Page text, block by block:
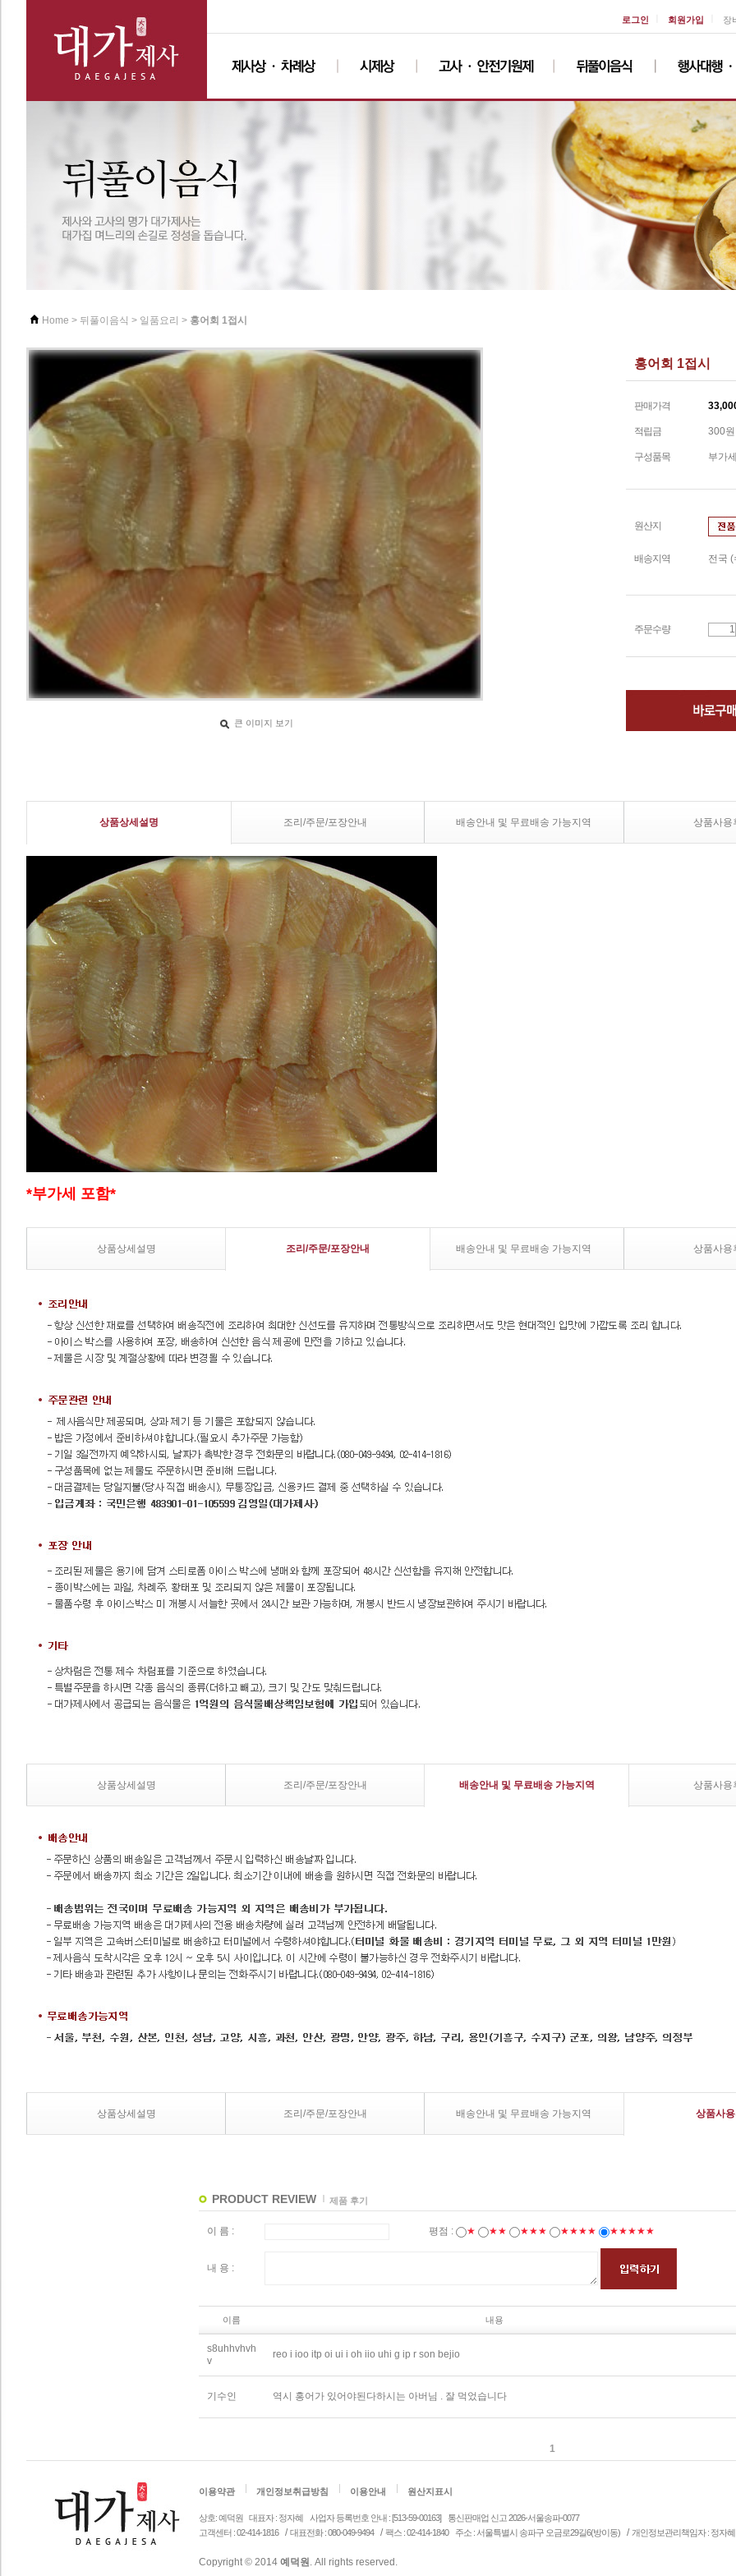
로그인 회원가입 장
Home > 뒤풀이음식 > 일품요리 > 홍어회 1접시
큰 이미지 보기
홍어회 1접시
판매가격
적립금 300원
구성품목 부가
원산지
배송지역 전국
주문수량
상품상세설명 조리/주문/포장안내 배송안내 및 무료배송 가능지역 상품사용
*부가세 포함*
상품상세설명 조리/주문/포장안내 배송안내 및 무료배송 가능지역 상품사용
상품상세설명 조리/주문/포장안내 배송안내 및 무료배송 가능지역 상품사용
상품상세설명 조리/주문/포장안내 배송안내 및 무료배송 가능지역 상품사
PRODUCT REVIEW 제품 후기
이 름 : 평점 : ★ ★★ ★★★ ★★★★ ★★★★★
내 용 :
이름 내용
s8uhhvhvh
v
reo i ioo itp oi ui i oh iio uhi g ip r son bejio
기수인 역시 홍어가 있어야된다하시는 아버님 . 잘 먹었습니다
1
이용약관 개인정보취급방침 이용안내 원산지표시
상호: 예덕원 대표자 : 정자혜 사업자 등록번호 안내 : [513-59-00163]
통신판매업 신고 2026-서울송파-0077
고객센터 : 02-414-1816
/대표전화 : 080-049-9494 /팩스 : 02-414-1840 주소 : 서울특별시 송파구 오금로29길6(방이동) / 개인정보관리책임자 : 정자혜
Copyright © 2014 예덕원 . All rights reserved.